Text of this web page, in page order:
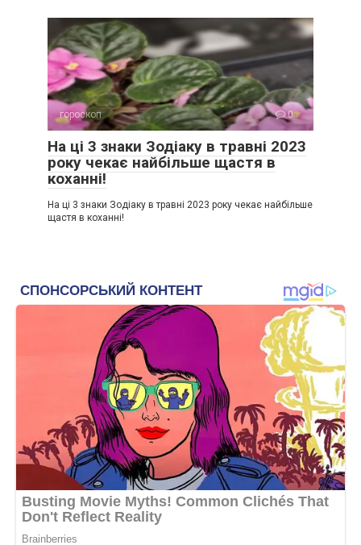
гороскоп 0
На ці 3 знаки Зодіаку в травні 2023
року чекає найбільше щастя в
коханні!
На ці 3 знаки Зодіаку в травні 2023 року чекає найбільше
щастя в коханні!